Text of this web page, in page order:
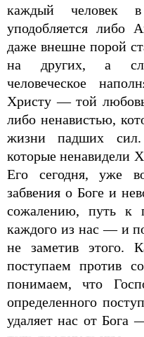
каждый человек
уподобляется либо
даже внешне порой
на других, а
человеческое
Христу — той
либо ненавистью,
жизни падших
которые ненавидели
Его сегодня, уже
забвения о Боге и
сожалению, путь к
каждого из нас — и
не заметив этого.
поступаем против
понимаем, что
определенного
удаляет нас от Бога